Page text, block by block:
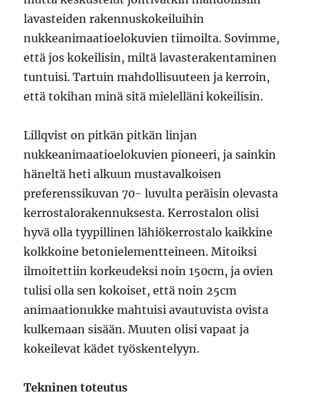
lavasteiden rakennuskokeiluihin
nukkeanimaatioelokuvien tiimoilta. Sovimme,
että jos kokeilisin, miltä lavasterakentaminen
tuntuisi. Tartuin mahdollisuuteen ja kerroin,
että tokihan minä sitä mielelläni kokeilisin.
Lillqvist on pitkän pitkän linjan
nukkeanimaatioelokuvien pioneeri, ja sainkin
häneltä heti alkuun mustavalkoisen
preferenssikuvan 70- luvulta peräisin olevasta
kerrostalorakennuksesta. Kerrostalon olisi
hyvä olla tyypillinen lähiökerrostalo kaikkine
kolkkoine betonielementteineen. Mitoiksi
ilmoitettiin korkeudeksi noin 150cm, ja ovien
tulisi olla sen kokoiset, että noin 25cm
animaationukke mahtuisi avautuvista ovista
kulkemaan sisään. Muuten olisi vapaat ja
kokeilevat kädet työskentelyyn.
Tekninen toteutus